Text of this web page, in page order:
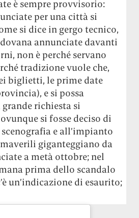
è sempre provvisorio:
per una città si
si dice in gergo tecnico,
annunciate davanti
non è perché servano
tradizione vuole che,
biglietti, le prime date
e si possa
richiesta si
si fosse deciso di
e all’impianto
giganteggiano da
a metà ottobre; nel
prima dello scandalo
un’indicazione di esaurito;